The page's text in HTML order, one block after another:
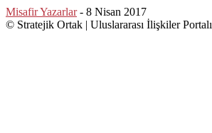
Misafir Yazarlar - 8 Nisan 2017
© Stratejik Ortak | Uluslararası İlişkiler Portalı